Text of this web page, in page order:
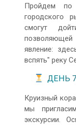
Пройдем по
городского
смогут
позволяющей
явление:
вспять" реку
ДЕНЬ
Круизный
мы
экскурсии.